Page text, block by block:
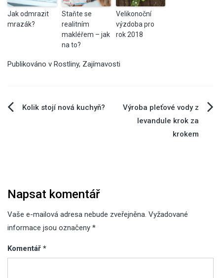
Jak odmrazit
mrazák?
Staňte se
realitním
makléřem – jak
na to?
Velikonoční
výzdoba pro
rok 2018
Publikováno v Rostliny, Zajímavosti
Navigace
Kolik stojí nová kuchyň?
Výroba pleťové vody z
levandule krok za
krokem
Napsat komentář
Vaše e-mailová adresa nebude zveřejněna. Vyžadované
informace jsou označeny *
Komentář *